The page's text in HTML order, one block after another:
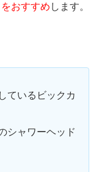
おすすめ します。
ているビックカ
シャワーヘッド